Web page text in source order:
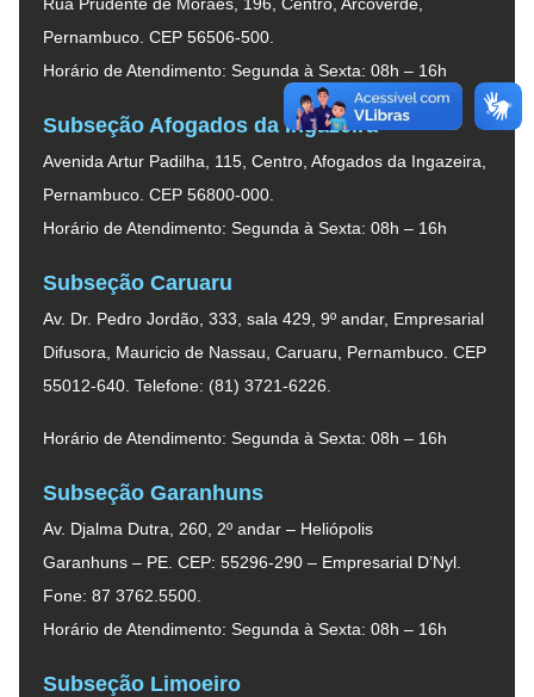
Pernambuco. CEP 56506-500.
Horário de Atendimento: Segunda à Sexta: 08h – 16h
Subseção Afogados da Ingazeira
Avenida Artur Padilha, 115, Centro, Afogados da Ingazeira,
Pernambuco. CEP 56800-000.
Horário de Atendimento: Segunda à Sexta: 08h – 16h
Subseção Caruaru
Av. Dr. Pedro Jordão, 333, sala 429, 9º andar, Empresarial
Difusora, Mauricio de Nassau, Caruaru, Pernambuco. CEP
55012-640. Telefone: (81) 3721-6226.
Horário de Atendimento: Segunda à Sexta: 08h – 16h
Subseção Garanhuns
Av. Djalma Dutra, 260, 2º andar – Heliópolis
Garanhuns – PE. CEP: 55296-290 – Empresarial D’Nyl.
Fone: 87 3762.5500.
Horário de Atendimento: Segunda à Sexta: 08h – 16h
Subseção Limoeiro